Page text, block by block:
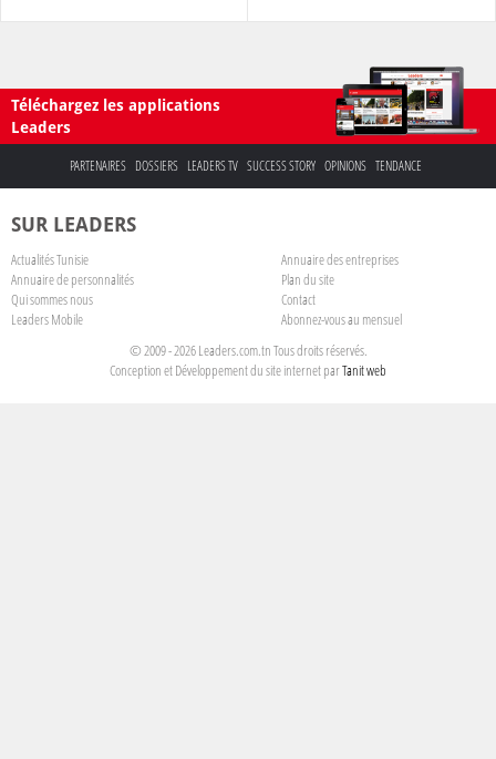
Téléchargez les applications
Leaders
PARTENAIRES DOSSIERS LEADERS TV SUCCESS STORY OPINIONS TENDANCE
SUR LEADERS
Actualités Tunisie
Annuaire des entreprises
Annuaire de personnalités
Plan du site
Qui sommes nous
Contact
Leaders Mobile
Abonnez-vous au mensuel
© 2009 - 2026 Leaders.com.tn Tous droits réservés.
Conception et Développement du site internet parTanit web